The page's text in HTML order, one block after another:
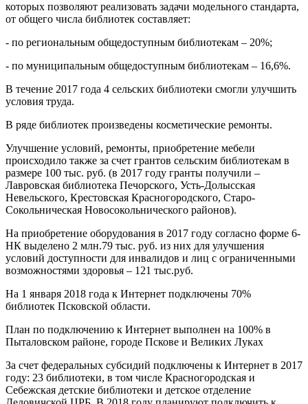
которых позволяют реализовать задачи модельного стандарта,
от общего числа библиотек составляет:
- по региональным общедоступным библиотекам – 20%;
- по муниципальным общедоступным библиотекам – 16,6%.
В течение 2017 года 4 сельских библиотеки смогли улучшить
условия труда.
В ряде библиотек произведены косметические ремонты.
Улучшение условий, ремонты, приобретение мебели
происходило также за счет грантов сельским библиотекам в
размере 100 тыс. руб. (в 2017 году гранты получили –
Лавровская библиотека Печорского, Усть-Долысская
Невельского, Крестовская Красногородского, Старо-
Сокольническая Новосокольнического районов).
На приобретение оборудования в 2017 году согласно форме 6-
НК выделено 2 млн.79 тыс. руб. из них для улучшения
условий доступности для инвалидов и лиц с ограниченными
возможностями здоровья – 121 тыс.руб.
На 1 января 2018 года к Интернет подключены 70%
библиотек Псковской области.
План по подключению к Интернет выполнен на 100% в
Пыталовском районе, городе Пскове и Великих Луках
За счет федеральных субсидий подключены к Интернет в 2017
году: 23 библиотеки, в том числе Красногородская и
Себежская детские библиотеки и детское отделение